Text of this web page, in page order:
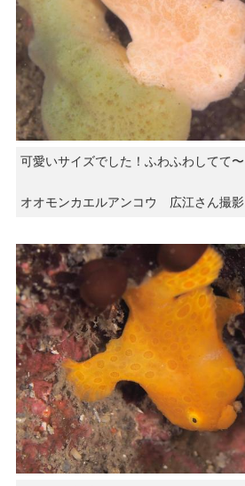
可愛いサイズでした！ふわふわしてて〜
オオモンカエルアンコウ 広江さん撮影